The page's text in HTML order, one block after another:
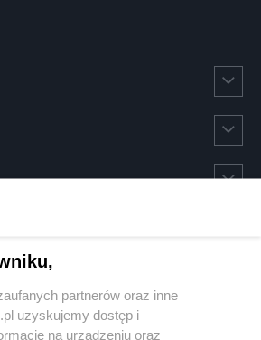
partnerów oraz inne
uzyskujemy dostęp i
na urządzeniu oraz